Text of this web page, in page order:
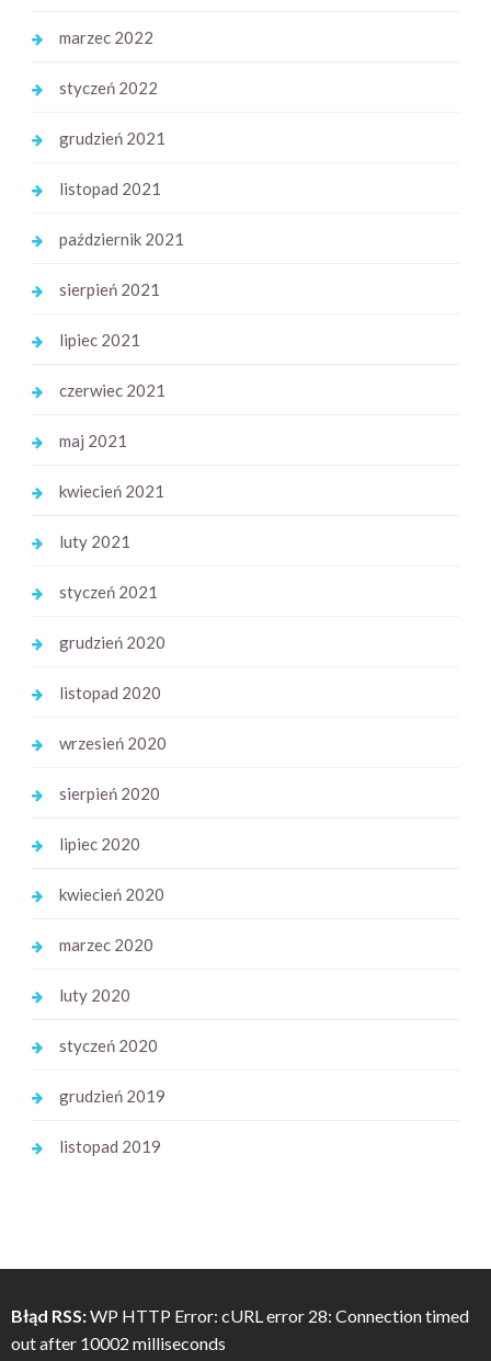
marzec 2022
styczeń 2022
grudzień 2021
listopad 2021
październik 2021
sierpień 2021
lipiec 2021
czerwiec 2021
maj 2021
kwiecień 2021
luty 2021
styczeń 2021
grudzień 2020
listopad 2020
wrzesień 2020
sierpień 2020
lipiec 2020
kwiecień 2020
marzec 2020
luty 2020
styczeń 2020
grudzień 2019
listopad 2019
Błąd RSS:WP HTTP Error: cURL error 28: Connection timed
out after 10002 milliseconds